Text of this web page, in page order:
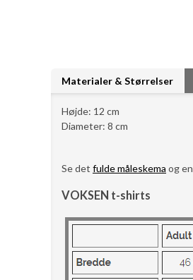
Materialer & Størrelser
Højde: 12 cm
Diameter: 8 cm
Se det fulde måleskema og en
VOKSEN t-shirts